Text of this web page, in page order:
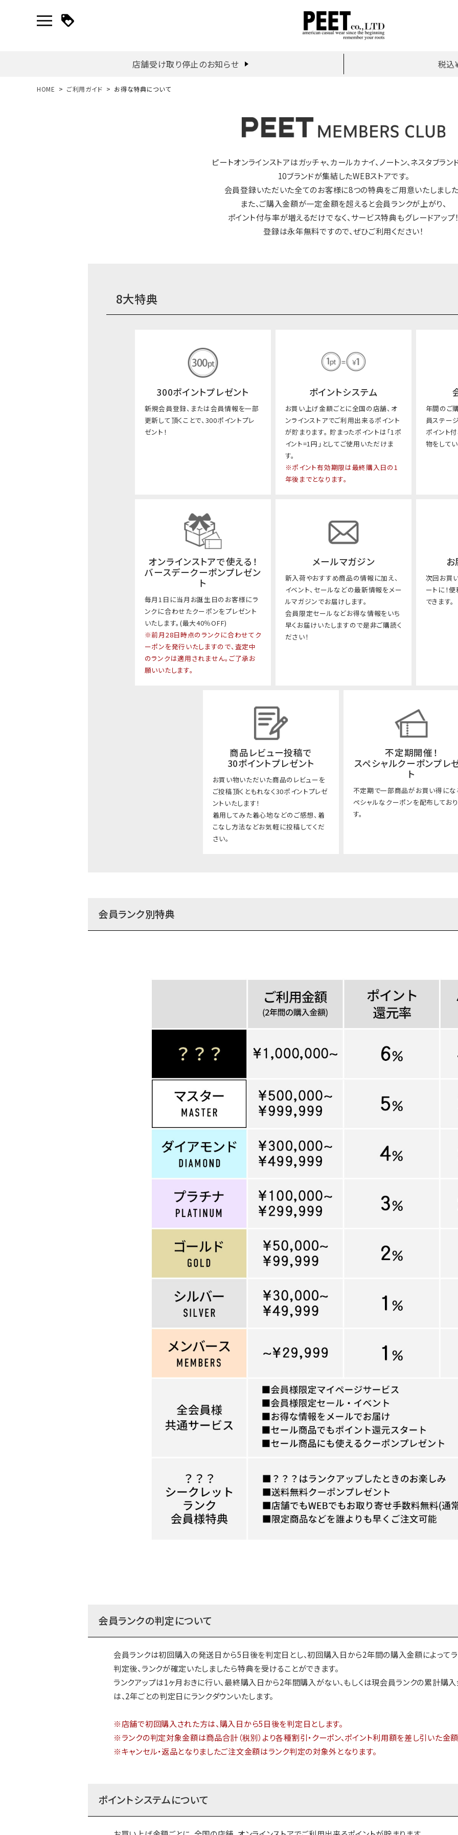
店舗受け取り停止のお知らせ 税込
新規会員登録｜ログイン
価格から探す
32inc 34inc
tune
HOME ご利用ガイド お得な特典について
ピートオンラインストアはガッチャ、カールカナイ、ノートン、ネスタブラン
10ブランドが集結したWEBストアです。
会員登録いただいた全てのお客様に8つの特典をご用意いたしました
また、ご購入金額が一定金額を超えると会員ランクが上がり、
ポイント付与率が増えるだけでなく、サービス特典もグレードアップ！
登録は永年無料ですので、ぜひご利用ください！
8大特典
300ポイントプレゼント
新規会員登録、または会員情報を一部
更新して頂くことで、300ポイントプレ
ゼント！
ポイントシステム
お買い上げ金額ごとに全国の店舗、オ
ンラインストアでご利用出来るポイント
が貯まります。 貯まったポイントは「1ポ
イント=1円」としてご使用いただけま
す。
※ポイント有効期限は最終購入日の1
年後までとなります。
年間のご
員ステー
ポイント
物をして
オンラインストアで使える！
バースデークーポンプレゼン
ト
毎月1日に当月お誕生日のお客様にラ
ンクに合わせたクーポンをプレゼント
いたします。(最大40％OFF)
※前月28日時点のランクに合わせてク
ーポンを発行いたしますので、査定中
のランクは適用されません。ご了承お
願いいたします。
メールマガジン
新入荷やおすすめ商品の情報に加え、
イベント、セールなどの最新情報をメー
ルマガジンでお届けします。
会員限定セールなどお得な情報をいち
早くお届けいたしますので是非ご購読く
ださい！
次回お買
ートに！
できます。
商品レビュー投稿で
30ポイントプレゼント
お買い物いただいた商品のレビューを
ご投稿頂くともれなく30ポイントプレゼ
ントいたします！
着用してみた着心地などのご感想、着
こなし方法などお気軽に投稿してくだ
さい。
不定期開催！
スペシャルクーポンプレ
ト
不定期で一部商品がお買い得にな
ペシャルなクーポンを配布してお
す。
会員ランク別特典
会員ランクの判定について
会員ランクは初回購入の発送日から5日後を判定日とし、初回購入日から2年間の購入金額によってラ
判定後、ランクが確定いたしましたら特典を受けることができます。
ランクアップは1ヶ月おきに行い、最終購入日から2年間購入がない、もしくは現会員ランクの累計購
は、2年ごとの判定日にランクダウンいたします。
※店舗で初回購入された方は、購入日から5日後を判定日とします。
※ランクの判定対象金額は商品合計（税別）より各種割引・クーポン、ポイント利用額を差し引いた金額
※キャンセル・返品となりましたご注文金額はランク判定の対象外となります。
ポイントシステムについて